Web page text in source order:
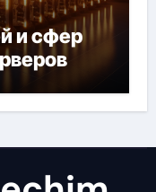
и сфер